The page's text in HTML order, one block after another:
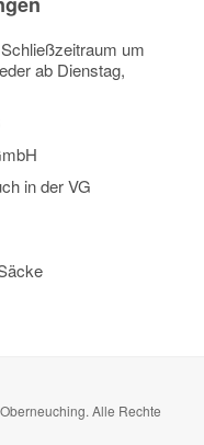
um
ab Dienstag,
in der VG
Alle Rechte